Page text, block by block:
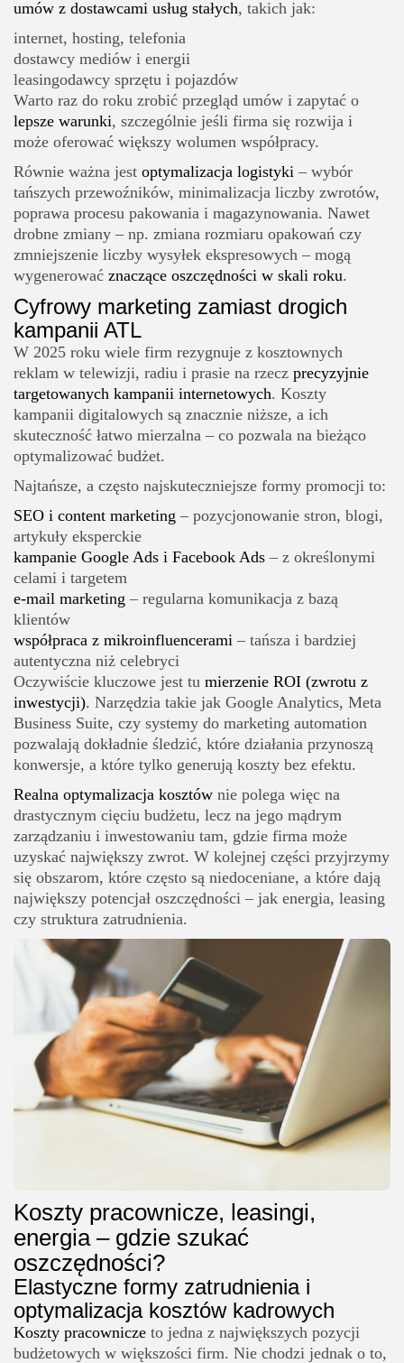
umów z dostawcami usług stałych, takich jak:
internet, hosting, telefonia
dostawcy mediów i energii
leasingodawcy sprzętu i pojazdów
Warto raz do roku zrobić przegląd umów i zapytać o
lepsze warunki, szczególnie jeśli firma się rozwija i
może oferować większy wolumen współpracy.
Równie ważna jest optymalizacja logistyki – wybór
tańszych przewoźników, minimalizacja liczby zwrotów,
poprawa procesu pakowania i magazynowania. Nawet
drobne zmiany – np. zmiana rozmiaru opakowań czy
zmniejszenie liczby wysyłek ekspresowych – mogą
wygenerować znaczące oszczędności w skali roku.
Cyfrowy marketing zamiast drogich
kampanii ATL
W 2025 roku wiele firm rezygnuje z kosztownych
reklam w telewizji, radiu i prasie na rzecz precyzyjnie
targetowanych kampanii internetowych. Koszty
kampanii digitalowych są znacznie niższe, a ich
skuteczność łatwo mierzalna – co pozwala na bieżąco
optymalizować budżet.
Najtańsze, a często najskuteczniejsze formy promocji to:
SEO i content marketing – pozycjonowanie stron, blogi,
artykuły eksperckie
kampanie Google Ads i Facebook Ads – z określonymi
celami i targetem
e-mail marketing – regularna komunikacja z bazą
klientów
współpraca z mikroinfluencerami – tańsza i bardziej
autentyczna niż celebryci
Oczywiście kluczowe jest tu mierzenie ROI (zwrotu z
inwestycji). Narzędzia takie jak Google Analytics, Meta
Business Suite, czy systemy do marketing automation
pozwalają dokładnie śledzić, które działania przynoszą
konwersje, a które tylko generują koszty bez efektu.
Realna optymalizacja kosztów nie polega więc na
drastycznym cięciu budżetu, lecz na jego mądrym
zarządzaniu i inwestowaniu tam, gdzie firma może
uzyskać największy zwrot. W kolejnej części przyjrzymy
się obszarom, które często są niedoceniane, a które dają
największy potencjał oszczędności – jak energia, leasing
czy struktura zatrudnienia.
Koszty pracownicze, leasingi,
energia – gdzie szukać
oszczędności?
Elastyczne formy zatrudnienia i
optymalizacja kosztów kadrowych
Koszty pracownicze to jedna z największych pozycji
budżetowych w większości firm. Nie chodzi jednak o to,